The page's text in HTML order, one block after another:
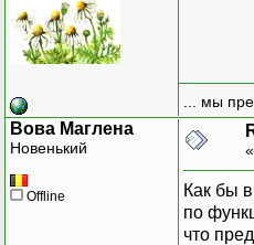
... мы
Вова Маглена
Новенький
Offline
«
Как бы
по
что